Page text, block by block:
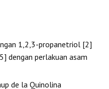
1,2,3-propanetriol [2]
dengan perlakuan asam